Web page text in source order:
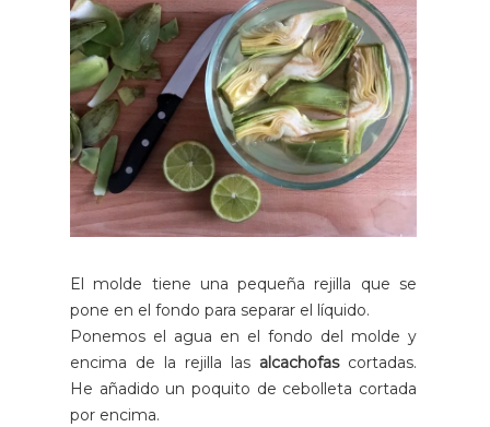
El molde tiene una pequeña rejilla que se
pone en el fondo para separar el líquido.
Ponemos el agua en el fondo del molde y
encima de la rejilla las alcachofas cortadas.
He añadido un poquito de cebolleta cortada
por encima.